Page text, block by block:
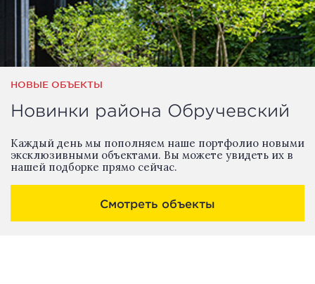
НОВЫЕ ОБЪЕКТЫ
Новинки района Обручевский
Каждый день мы пополняем наше портфолио новыми
эксклюзивными объектами. Вы можете увидеть их в
нашей подборке прямо сейчас.
Смотреть объекты